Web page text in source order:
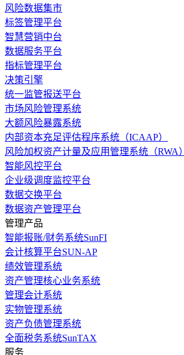
风险数据集市
标签管理平台
智慧营销中台
数据服务平台
指标管理平台
决策引擎
统一监管报送平台
市场风险管理系统
大额风险暴露系统
内部资本充足评估程序系统（ICAAP）
风险加权资产计量及应用管理系统（RWA）
智能风控平台
企业级调度监控平台
数据交换平台
数据资产管理平台
管理产品
智能报账/财务系统SunFI
会计核算平台SUN-AP
绩效管理系统
资产管理核心业务系统
管理会计系统
实物管理系统
资产负债管理系统
全面税务系统SunTAX
服务